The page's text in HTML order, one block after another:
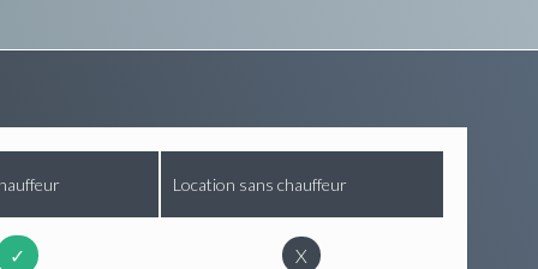
Location sans chauffeur
✓ X